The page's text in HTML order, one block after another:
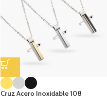
Cruz Acero Inoxidable 108